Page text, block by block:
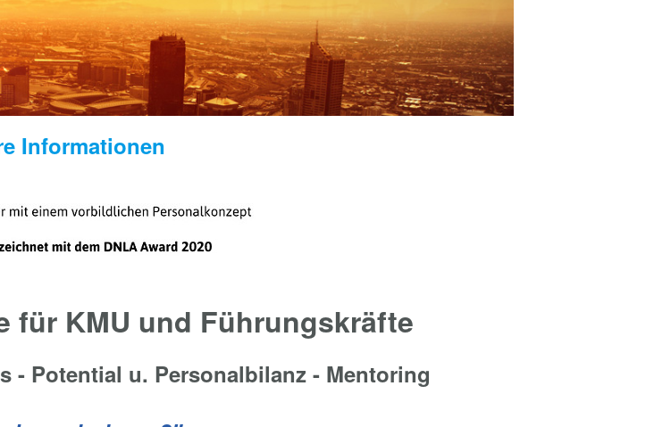
Informationen
für KMU und Führungskräfte
- Potential u. Personalbilanz - Mentoring